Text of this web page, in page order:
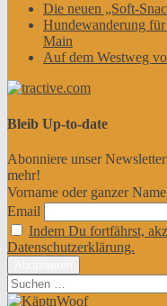
Die neuen „Soft-
Hundewanderung
Main
Auf dem Westweg
Bleib Up-to-date
Abonniere unser
mehr!
Vorname oder ganzer Name
Email
Indem Du fortfährst,
Datenschutzerklärung.
Suchen
nach: